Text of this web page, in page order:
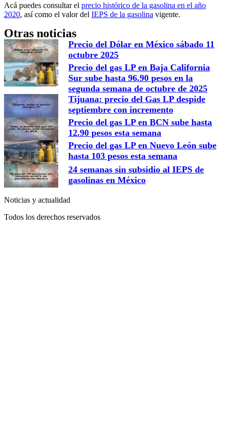
Acá puedes consultar el precio histórico de la gasolina en el año
2020, así como el valor del IEPS de la gasolina vigente.
Otras noticias
Precio del Dólar en México sábado 11
octubre 2025
Precio del gas LP en Baja California
Sur sube hasta 96.90 pesos en la
segunda semana de octubre de 2025
Tijuana: precio del Gas LP despide
septiembre con incremento
Precio del gas LP en BCN sube hasta
12.90 pesos esta semana
Precio del gas LP en Nuevo León sube
hasta 103 pesos esta semana
24 semanas sin subsidio al IEPS de
gasolinas en México
Noticias y actualidad
Todos los derechos reservados